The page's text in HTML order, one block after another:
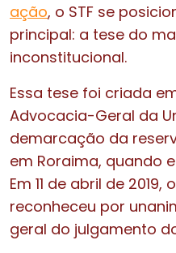
ação, o STF se
principal: a tese do
inconstitucional.
Essa tese foi criada
Advocacia-Geral da
demarcação da
em Roraima, quando
Em 11 de abril de 2019,
reconheceu por
geral do julgamento do